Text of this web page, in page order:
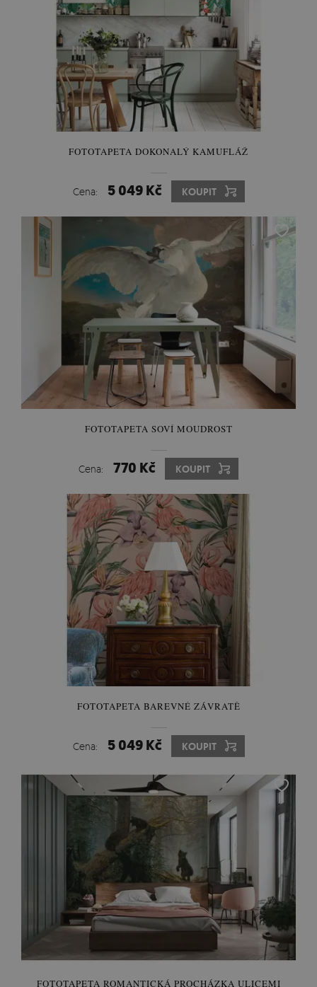
FOTOTAPETA DOKONALÝ KAMUFLÁŽ
Cena: 5 049 Kč KOUPIT
FOTOTAPETA SOVÍ MOUDROST
Cena: 770 Kč KOUPIT
FOTOTAPETA BAREVNÉ ZÁVRATĚ
Cena: 5 049 Kč KOUPIT
FOTOTAPETA ROMANTICKÁ PROCHÁZKA ULICEMI